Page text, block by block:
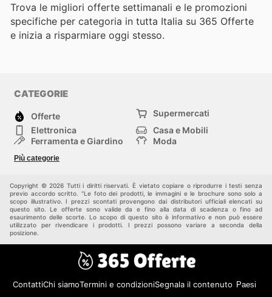
Trova le migliori offerte settimanali e le promozioni
specifiche per categoria in tutta Italia su 365 Offerte
e inizia a risparmiare oggi stesso.
CATEGORIE
Offerte
Supermercati
Elettronica
Casa e Mobili
Ferramenta e Giardino
Moda
Bambini e Neonati
Più categorie
Copyright © 2026 Tutti i diritti riservati. È vietato copiare o riprodurre i testi senza
previo accordo scritto. "Le foto dei prodotti, le immagini e le brochure sono solo a
scopo illustrativo. I prezzi scontati provengono dai distributori ufficiali elencati su
questo sito. Le offerte sono valide da e fino alla data di scadenza o fino ad
esaurimento delle scorte. Lo scopo di questo sito è informativo e non può essere
utilizzato per rivendicare i prodotti. I prezzi possono variare a seconda della
posizione.
ContattiChi siamoTermini e condizioniSegnala il contenuto Paesi